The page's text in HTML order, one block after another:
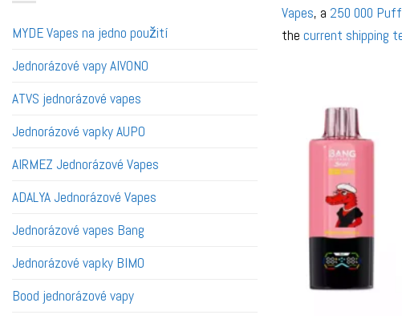
MYDE Vapes na jedno použití
Jednorázové vapy AIVONO
ATVS jednorázové vapes
Jednorázové vapky AUPO
AIRMEZ Jednorázové Vapes
ADALYA Jednorázové Vapes
Jednorázové vapes Bang
Jednorázové vapky BIMO
Bood jednorázové vapy
Vapes, a 250 000
the current shipping